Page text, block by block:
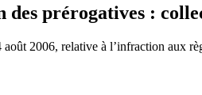
des prérogatives :
2006, relative à l’infraction aux